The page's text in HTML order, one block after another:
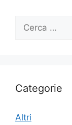
Ricerca
Categorie
Altri